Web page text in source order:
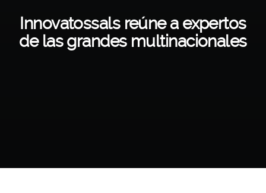
Innovatossals reúne a expertos
de las grandes multinacionales